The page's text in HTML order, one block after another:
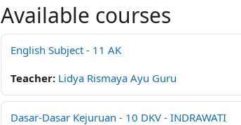
Available courses
English Subject - 11 AK
Teacher: Lidya Rismaya Ayu Guru
Dasar-Dasar Kejuruan - 10 DKV - INDRAWATI